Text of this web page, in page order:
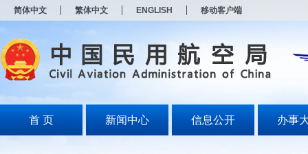
简体中文 繁体中文 ENGLISH 移动客户端
首 页 新闻中心 信息公开 办事
打
开
无
障
说